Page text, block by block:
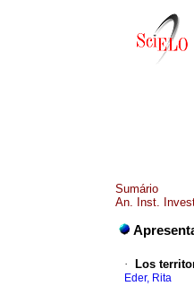
Sumário
An. Inst.
· Los
Eder, Rita